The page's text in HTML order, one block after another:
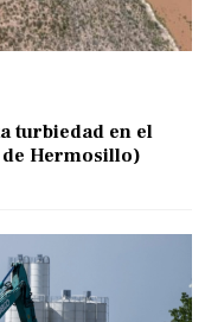
turbiedad en el
de Hermosillo)